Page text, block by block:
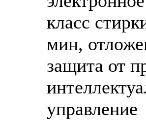
класс
мин,
защита от
управление